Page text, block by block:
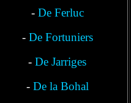
- De Ferluc
- De Fortuniers
-De Jarriges
- De la Bohal